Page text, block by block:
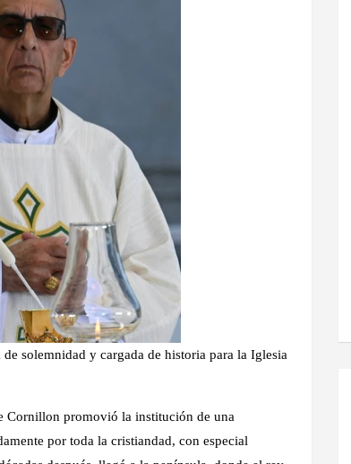
solemnidad y cargada de historia para la Iglesia
Cornillon promovió la institución de una
por toda la cristiandad, con especial